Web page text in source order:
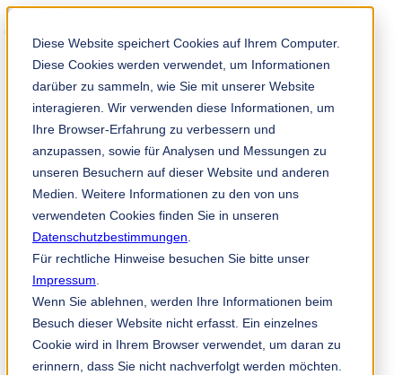
Diese Website speichert Cookies auf Ihrem Computer.
Diese Cookies werden verwendet, um Informationen
darüber zu sammeln, wie Sie mit unserer Website
interagieren. Wir verwenden diese Informationen, um
Ihre Browser-Erfahrung zu verbessern und
anzupassen, sowie für Analysen und Messungen zu
unseren Besuchern auf dieser Website und anderen
Medien. Weitere Informationen zu den von uns
verwendeten Cookies finden Sie in unseren
Datenschutzbestimmungen
Für rechtliche Hinweise besuchen Sie bitte unser
Impressum
Wenn Sie ablehnen, werden Ihre Informationen beim
Besuch dieser Website nicht erfasst. Ein einzelnes
Cookie wird in Ihrem Browser verwendet, um daran zu
erinnern, dass Sie nicht nachverfolgt werden möchten.
Solution Finder
Mitarbeiterportal
de
+31 (0) 10 45 999 45
TKM Diacarb B.V.
2908 LC Capelle a/d Ijssel, Niederlande
info@tkmdiacarb.com